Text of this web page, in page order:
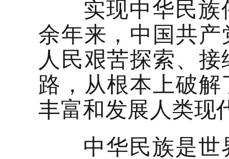
实现中华民族
余年来，中国共
人民艰苦探索、
路，从根本上破
丰富和发展人类现
中华民族是世